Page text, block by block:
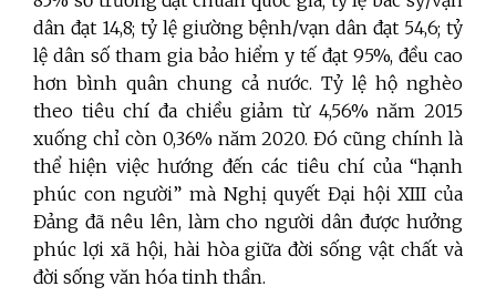
dân đạt 14,8; tỷ lệ giường bệnh/vạn dân đạt 54,6; tỷ
lệ dân số tham gia bảo hiểm y tế đạt 95%, đều cao
hơn bình quân chung cả nước. Tỷ lệ hộ nghèo
theo tiêu chí đa chiều giảm từ 4,56% năm 2015
xuống chỉ còn 0,36% năm 2020. Đó cũng chính là
thể hiện việc hướng đến các tiêu chí của “hạnh
phúc con người” mà Nghị quyết Đại hội XIII của
Đảng đã nêu lên, làm cho người dân được hưởng
phúc lợi xã hội, hài hòa giữa đời sống vật chất và
đời sống văn hóa tinh thần.